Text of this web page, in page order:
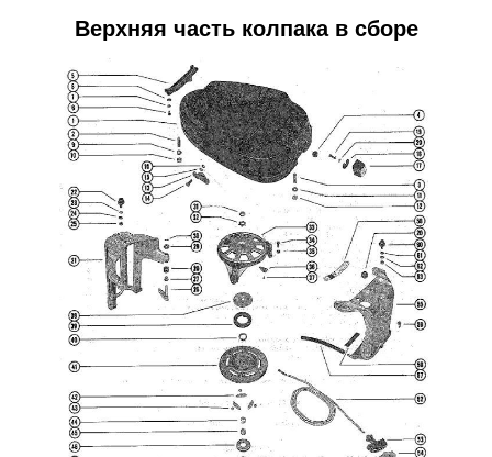
Верхняя часть колпака в сборе